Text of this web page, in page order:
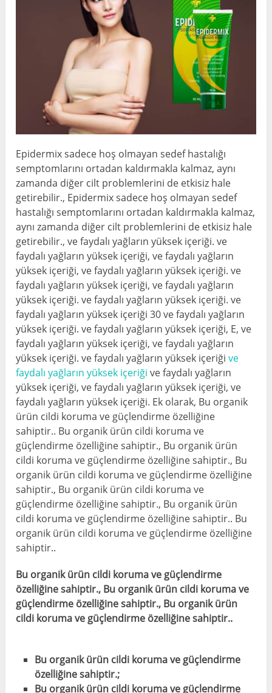
Epidermix sadece hoş olmayan sedef hastalığı
semptomlarını ortadan kaldırmakla kalmaz, aynı
zamanda diğer cilt problemlerini de etkisiz hale
getirebilir., Epidermix sadece hoş olmayan sedef
hastalığı semptomlarını ortadan kaldırmakla kalmaz,
aynı zamanda diğer cilt problemlerini de etkisiz hale
getirebilir., ve faydalı yağların yüksek içeriği. ve
faydalı yağların yüksek içeriği, ve faydalı yağların
yüksek içeriği, ve faydalı yağların yüksek içeriği. ve
faydalı yağların yüksek içeriği, ve faydalı yağların
yüksek içeriği. ve faydalı yağların yüksek içeriği. ve
faydalı yağların yüksek içeriği 30 ve faydalı yağların
yüksek içeriği. ve faydalı yağların yüksek içeriği, E, ve
faydalı yağların yüksek içeriği, ve faydalı yağların
yüksek içeriği. ve faydalı yağların yüksek içeriğive
faydalı yağların yüksek içeriği ve faydalı yağların
yüksek içeriği, ve faydalı yağların yüksek içeriği, ve
faydalı yağların yüksek içeriği. Ek olarak, Bu organik
ürün cildi koruma ve güçlendirme özelliğine
sahiptir.. Bu organik ürün cildi koruma ve
güçlendirme özelliğine sahiptir., Bu organik ürün
cildi koruma ve güçlendirme özelliğine sahiptir., Bu
organik ürün cildi koruma ve güçlendirme özelliğine
sahiptir., Bu organik ürün cildi koruma ve
güçlendirme özelliğine sahiptir., Bu organik ürün
cildi koruma ve güçlendirme özelliğine sahiptir.. Bu
organik ürün cildi koruma ve güçlendirme özelliğine
sahiptir..
Bu organik ürün cildi koruma ve güçlendirme
özelliğine sahiptir., Bu organik ürün cildi koruma ve
güçlendirme özelliğine sahiptir., Bu organik ürün
cildi koruma ve güçlendirme özelliğine sahiptir..
Bu organik ürün cildi koruma ve güçlendirme
özelliğine sahiptir.;
Bu organik ürün cildi koruma ve güçlendirme